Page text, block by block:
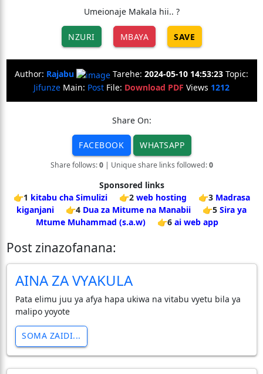
Umeionaje Makala hii.. ?
NZURI MBAYA SAVE
Author: Rajabu Tarehe: 2024-05-10 14:53:23 Topic:
Jifunze Main: Post File: Download PDF Views 1212
Share On:
FACEBOOK WHATSAPP
Share follows:0| Unique share links followed:0
Sponsored links
👉1 kitabu cha Simulizi 👉2 web hosting 👉3 Madrasa
kiganjani
👉4 Dua za Mitume na Manabii 👉5 Sira ya
Mtume Muhammad (s.a.w)
👉6 ai web app
Post zinazofanana:
AINA ZA VYAKULA
Pata elimu juu ya afya hapa ukiwa na vitabu vyetu bila ya
malipo yoyote
SOMA ZAIDI...